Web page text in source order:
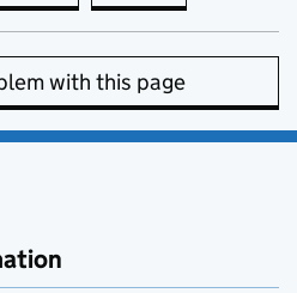
with this page